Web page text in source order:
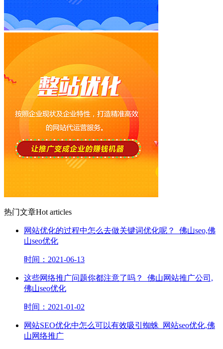
热门文章Hot articles
网站优化的过程中怎么去做关键词优化呢？_佛山seo,佛
山seo优化
时间：2021-06-13
这些网络推广问题你都注意了吗？_佛山网站推广公司,
佛山seo优化
时间：2021-01-02
网站SEO优化中怎么可以有效吸引蜘蛛_网站seo优化,佛
山网络推广